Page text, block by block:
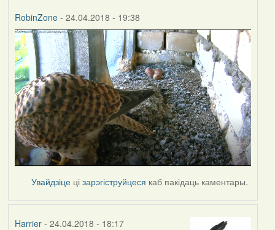
RobinZone- 24.04.2018 - 19:38
Увайдзіце цізарэгіструйцеся каб пакідаць каментары.
Harrier- 24.04.2018 - 18:17